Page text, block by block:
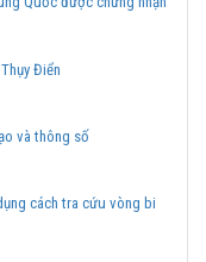
Điển
và thông số
cách tra cứu vòng bi